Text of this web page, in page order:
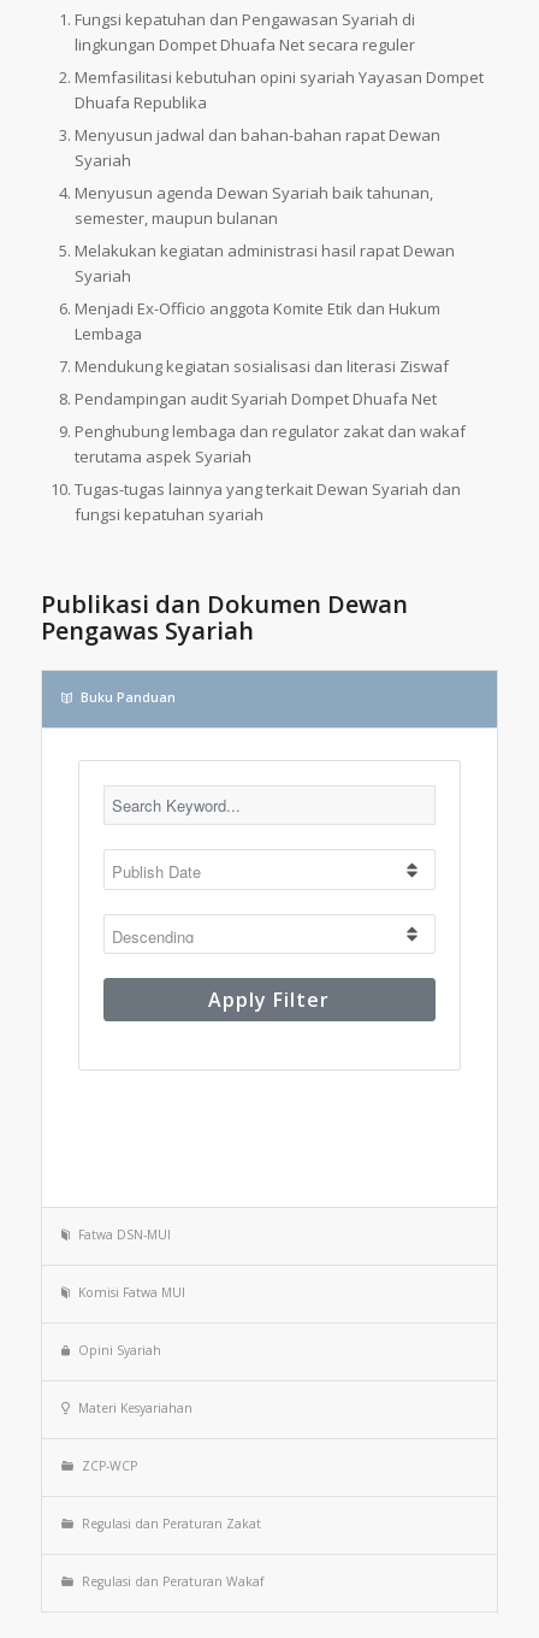
Fungsi kepatuhan dan Pengawasan Syariah di
lingkungan Dompet Dhuafa Net secara reguler
Memfasilitasi kebutuhan opini syariah Yayasan Dompet
Dhuafa Republika
Menyusun jadwal dan bahan-bahan rapat Dewan
Syariah
Menyusun agenda Dewan Syariah baik tahunan,
semester, maupun bulanan
Melakukan kegiatan administrasi hasil rapat Dewan
Syariah
Menjadi Ex-Officio anggota Komite Etik dan Hukum
Lembaga
Mendukung kegiatan sosialisasi dan literasi Ziswaf
Pendampingan audit Syariah Dompet Dhuafa Net
Penghubung lembaga dan regulator zakat dan wakaf
terutama aspek Syariah
Tugas-tugas lainnya yang terkait Dewan Syariah dan
fungsi kepatuhan syariah
Publikasi dan Dokumen Dewan
Pengawas Syariah
Buku Panduan
Apply Filter
Fatwa DSN-MUI
Komisi Fatwa MUI
Opini Syariah
Materi Kesyariahan
ZCP-WCP
Regulasi dan Peraturan Zakat
Regulasi dan Peraturan Wakaf